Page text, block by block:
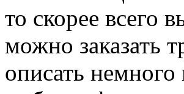
то скорее всего
можно заказать
описать